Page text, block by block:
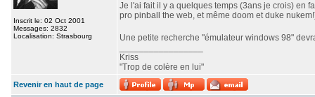
Inscrit le: 02 Oct 2001
Messages: 2832
Localisation: Strasbourg
Je l'ai fait il y a quelques temps (3ans je crois) en
pro pinball the web, et même doom et duke
Une petite recherche "émulateur windows 98"
Kriss
"Trop de colère en lui"
Revenir en haut de page